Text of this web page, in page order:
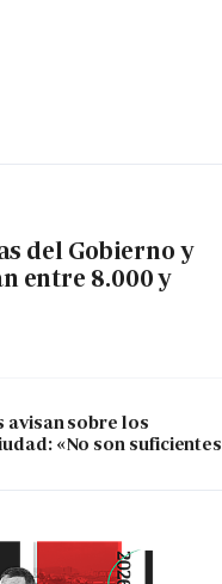
del Gobierno y
entre 8.000 y
avisan sobre los
«No son